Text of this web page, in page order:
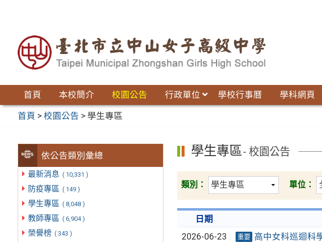
首頁 本校簡介 校園公告 行政單位 學校行事曆 學科網頁
首頁 >校園公告 > 學生專區
依公告類別彙總
最新消息 ( 10,331 )
防疫專區 ( 149 )
學生專區 ( 8,048 )
教師專區 ( 6,904 )
榮譽榜 ( 343 )
學生專區- 校園公告
類別： 單位：
日期
2026-06-23
重要 高中女科巡迴科